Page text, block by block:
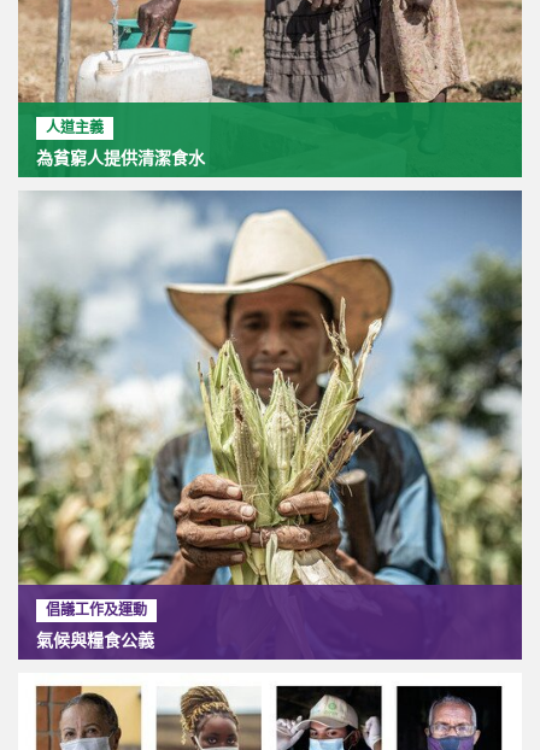
人道主義
為貧窮人提供清潔食水
倡議工作及運動
氣候與糧食公義